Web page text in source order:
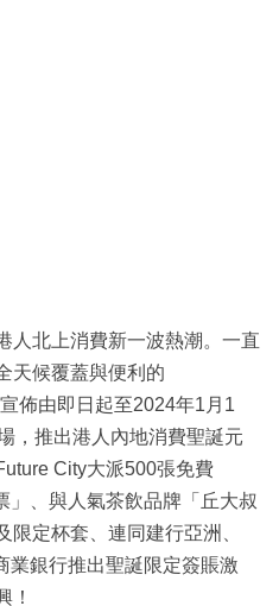
人北上消費新一波熱潮。一直
天候覆蓋與便利的
佈由即日起至2024年1月1
，推出港人內地消費聖誕元
City大派500張免費
」、與人氣茶飲品牌「丘大叔
定杯套、連同建行亞洲、
業銀行推出聖誕限定簽賬激
！